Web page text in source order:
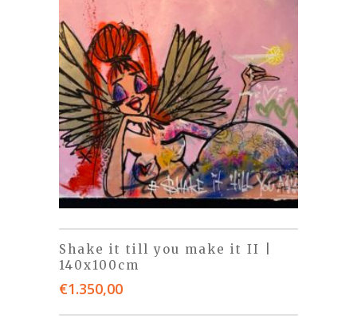
Shake it till you make it II |
140x100cm
€1.350,00